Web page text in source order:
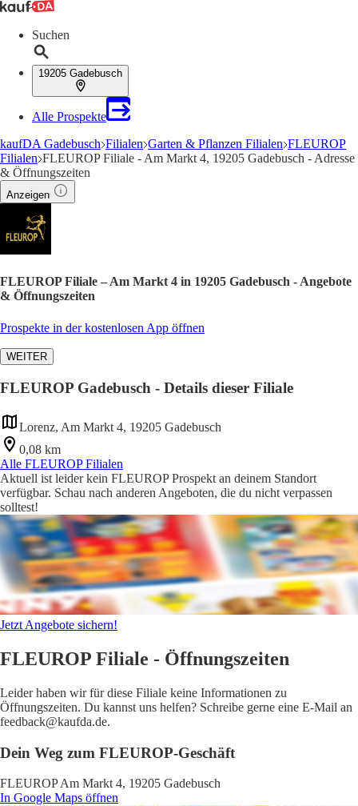
Suchen
19205 Gadebusch
Alle Prospekte
kaufDA Gadebusch Filialen Garten & Pflanzen Filialen FLEUROP
Filialen FLEUROP Filiale - Am Markt 4, 19205 Gadebusch - Adresse
& Öffnungszeiten
Anzeigen
FLEUROP Filiale – Am Markt 4 in 19205 Gadebusch - Angebote
& Öffnungszeiten
Prospekte in der kostenlosen App öffnen
WEITER
FLEUROP Gadebusch - Details dieser Filiale
Lorenz, Am Markt 4, 19205 Gadebusch
0,08 km
Alle FLEUROP Filialen
Aktuell ist leider kein FLEUROP Prospekt an deinem Standort
verfügbar. Schau nach anderen Angeboten, die du nicht verpassen
solltest!
Jetzt Angebote sichern!
FLEUROP Filiale - Öffnungszeiten
Leider haben wir für diese Filiale keine Informationen zu
Öffnungszeiten. Du kannst uns helfen? Schreibe gerne eine E-Mail an
feedback@kaufda.de.
Dein Weg zum FLEUROP-Geschäft
FLEUROP Am Markt 4, 19205 Gadebusch
In Google Maps öffnen